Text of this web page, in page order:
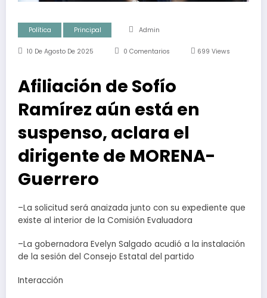
Política Principal Admin
10 De Agosto De 2025 0 Comentarios 699Views
Afiliación de Sofío
Ramírez aún está en
suspenso, aclara el
dirigente de MORENA-
Guerrero
–La solicitud será anaizada junto con su expediente que
existe al interior de la Comisión Evaluadora
–La gobernadora Evelyn Salgado acudió a la instalación
de la sesión del Consejo Estatal del partido
Interacción